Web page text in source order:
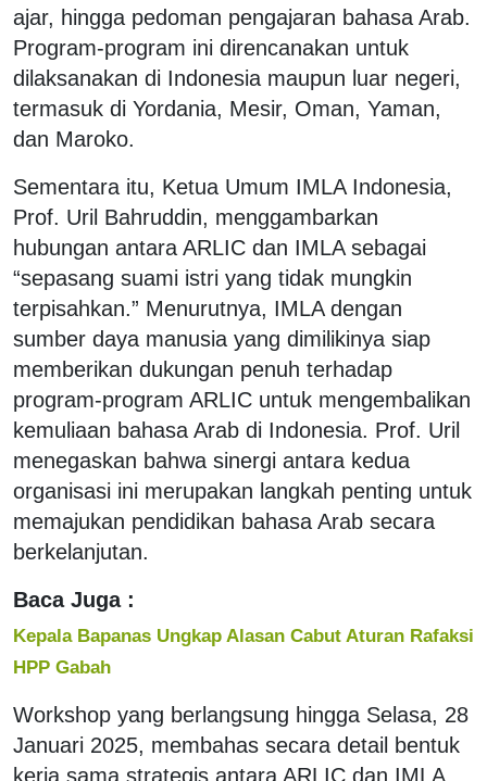
ajar, hingga pedoman pengajaran bahasa Arab.
Program-program ini direncanakan untuk
dilaksanakan di Indonesia maupun luar negeri,
termasuk di Yordania, Mesir, Oman, Yaman,
dan Maroko.
Sementara itu, Ketua Umum IMLA Indonesia,
Prof. Uril Bahruddin, menggambarkan
hubungan antara ARLIC dan IMLA sebagai
“sepasang suami istri yang tidak mungkin
terpisahkan.” Menurutnya, IMLA dengan
sumber daya manusia yang dimilikinya siap
memberikan dukungan penuh terhadap
program-program ARLIC untuk mengembalikan
kemuliaan bahasa Arab di Indonesia. Prof. Uril
menegaskan bahwa sinergi antara kedua
organisasi ini merupakan langkah penting untuk
memajukan pendidikan bahasa Arab secara
berkelanjutan.
Baca Juga :
Kepala Bapanas Ungkap Alasan Cabut Aturan Rafaksi
HPP Gabah
Workshop yang berlangsung hingga Selasa, 28
Januari 2025, membahas secara detail bentuk
kerja sama strategis antara ARLIC dan IMLA